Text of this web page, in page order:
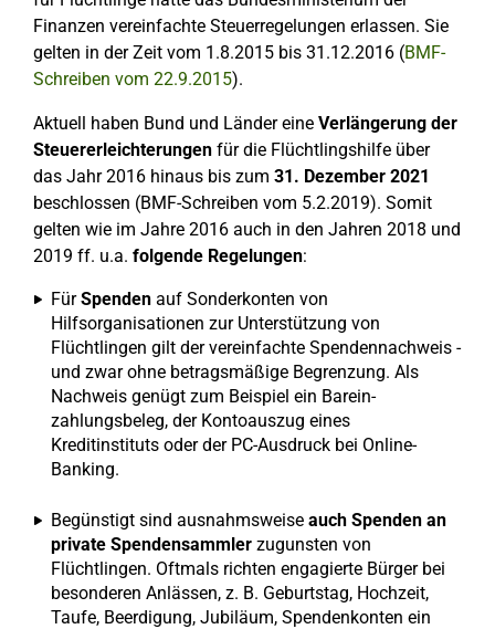
Finanzen vereinfachte Steuerregelungen erlassen. Sie
gelten in der Zeit vom 1.8.2015 bis 31.12.2016 (BMF-
Schreiben vom 22.9.2015).
Aktuell haben Bund und Länder eine Verlängerung der
Steuererleichterungen für die Flüchtlingshilfe über
das Jahr 2016 hinaus bis zum 31. Dezember 2021
beschlossen (BMF-Schreiben vom 5.2.2019). Somit
gelten wie im Jahre 2016 auch in den Jahren 2018 und
2019 ff. u.a. folgende Regelungen:
FürSpenden auf Sonderkonten von
Hilfsorganisationen zur Unterstützung von
Flüchtlingen gilt der vereinfachte Spendennachweis -
und zwar ohne betragsmäßige Begrenzung. Als
Nachweis genügt zum Beispiel ein Barein-
zahlungsbeleg, der Kontoauszug eines
Kreditinstituts oder der PC-Ausdruck bei Online-
Banking.
Begünstigt sind ausnahmsweise auch Spenden an
private Spendensammler zugunsten von
Flüchtlingen. Oftmals richten engagierte Bürger bei
besonderen Anlässen, z. B. Geburtstag, Hochzeit,
Taufe, Beerdigung, Jubiläum, Spendenkonten ein